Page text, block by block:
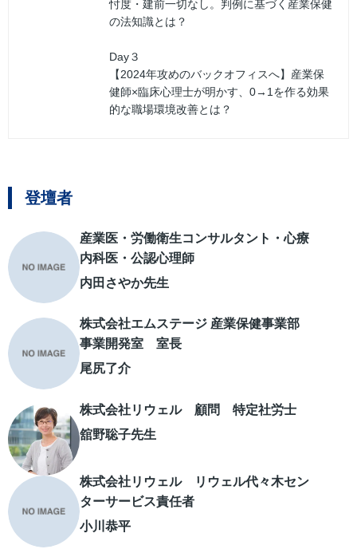
忖度・建前一切なし。判例に基づく産業保健
の法知識とは？
Day３
【2024年攻めのバックオフィスへ】産業保
健師×臨床心理士が明かす、0→1を作る効果
的な職場環境改善とは？
登壇者
産業医・労働衛生コンサルタント・心療
内科医・公認心理師
内田さやか先生
株式会社エムステージ 産業保健事業部
事業開発室 室長
尾尻了介
株式会社リウェル 顧問 特定社労士
舘野聡子先生
株式会社リウェル リウェル代々木セン
ターサービス責任者
小川恭平